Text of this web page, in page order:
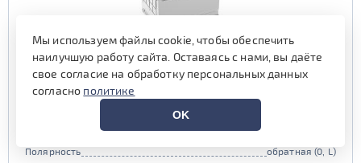
FireBall 100 обр (L5.0)
Пусковой ток (А)
Полярность
обратная (0, L)
Мы используем файлы cookie, чтобы обеспечить
наилучшую работу сайта. Оставаясь с нами, вы даёте
свое согласие на обработку персональных данных
согласно политике
OK